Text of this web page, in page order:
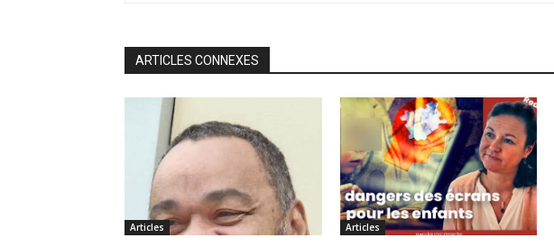
ARTICLES CONNEXES
Articles Articles